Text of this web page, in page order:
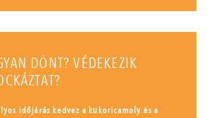
DÖNT? VÉDEKEZIK
időjárás kedvez a kukoricamoly és a